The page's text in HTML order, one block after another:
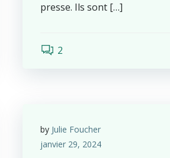
presse. Ils sont […]
2
by Julie Foucher
janvier 29, 2024